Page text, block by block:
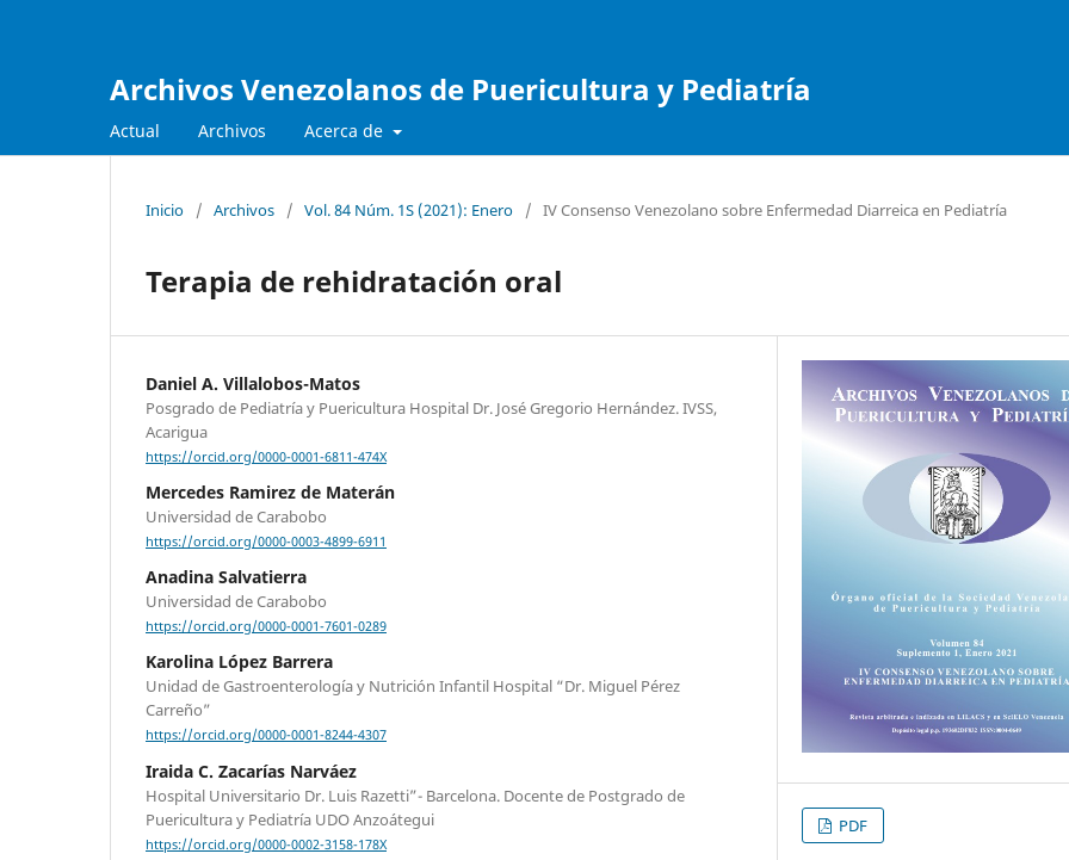
Archivos Venezolanos de Puericultura y Pediatría
Actual Archivos Acerca de
Inicio / Archivos / Vol. 84 Núm. 1S (2021): Enero / IV Consenso Venezolano sobre Enfermedad Diarreica en Pediatría
Terapia de rehidratación oral
Daniel A. Villalobos-Matos
Posgrado de Pediatría y Puericultura Hospital Dr. José Gregorio Hernández. IVSS,
Acarigua
https://orcid.org/0000-0001-6811-474X
Mercedes Ramirez de Materán
Universidad de Carabobo
https://orcid.org/0000-0003-4899-6911
Anadina Salvatierra
Universidad de Carabobo
https://orcid.org/0000-0001-7601-0289
Karolina López Barrera
Unidad de Gastroenterología y Nutrición Infantil Hospital “Dr. Miguel Pérez
Carreño”
https://orcid.org/0000-0001-8244-4307
Iraida C. Zacarías Narváez
Hospital Universitario Dr. Luis Razetti”- Barcelona. Docente de Postgrado de
Puericultura y Pediatría UDO Anzoátegui
https://orcid.org/0000-0002-3158-178X
PDF